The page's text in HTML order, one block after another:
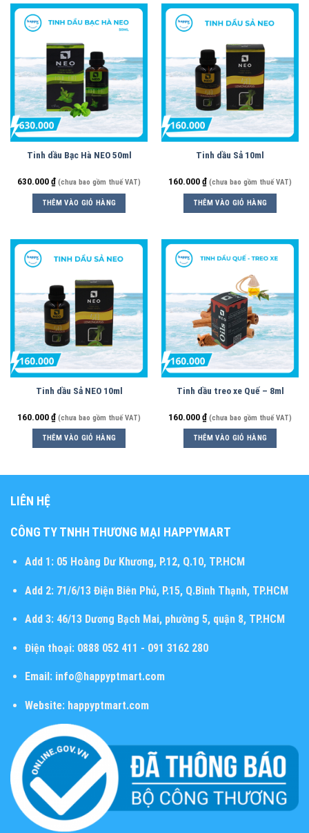
Tinh dầu Bạc Hà NEO 50ml
630.000₫ (chưa bao gồm thuế VAT)
THÊM VÀO GIỎ HÀNG
Tinh dầu Sả 10ml
160.000₫ (chưa bao gồm thuế VAT)
THÊM VÀO GIỎ HÀNG
Tinh dầu Sả NEO 10ml
160.000₫ (chưa bao gồm thuế VAT)
THÊM VÀO GIỎ HÀNG
Tinh dầu treo xe Quế – 8ml
160.000₫ (chưa bao gồm thuế VAT)
THÊM VÀO GIỎ HÀNG
LIÊN HỆ
CÔNG TY TNHH THƯƠNG MẠI HAPPYMART
Add 1:05 Hoàng Dư Khương, P.12, Q.10, TP.HCM
Add 2:71/6/13 Điện Biên Phủ, P.15, Q.Bình Thạnh, TP.HCM
Add 3:46/13 Dương Bạch Mai, phường 5, quận 8, TP.HCM
Điện thoại:0888 052 411 - 091 3162 280
Email:info@happyptmart.com
Website: happyptmart.com